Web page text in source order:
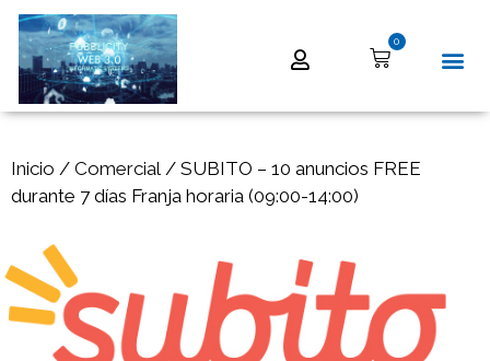
0
Inicio / Comercial / SUBITO – 10 anuncios FREE
durante 7 días Franja horaria (09:00-14:00)